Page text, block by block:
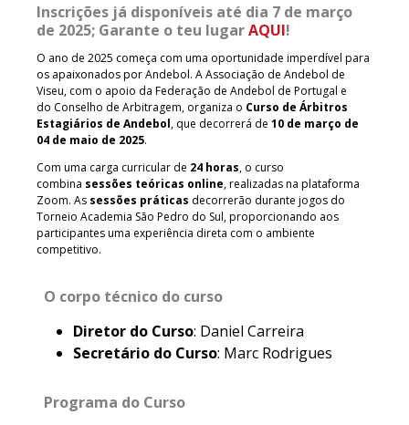
Inscrições já disponíveis até dia 7 de março
de 2025; Garante o teu lugarAQUI!
O ano de 2025 começa com uma oportunidade imperdível para
os apaixonados por Andebol. A Associação de Andebol de
Viseu, com o apoio da Federação de Andebol de Portugal e
do Conselho de Arbitragem, organiza o Curso de Árbitros
Estagiários de Andebol, que decorrerá de 10 de março de
04 de maio de 2025.
Com uma carga curricular de 24 horas, o curso
combina sessões teóricas online, realizadas na plataforma
Zoom. As sessões práticas decorrerão durante jogos do
Torneio Academia São Pedro do Sul, proporcionando aos
participantes uma experiência direta com o ambiente
competitivo.
O corpo técnico do curso
Diretor do Curso: Daniel Carreira
Secretário do Curso: Marc Rodrigues
Programa do Curso